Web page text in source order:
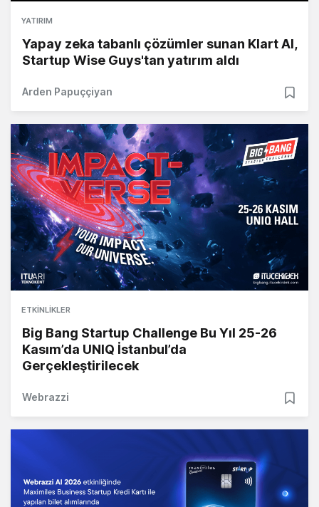
YATIRIM
Yapay zeka tabanlı çözümler sunan Klart AI,
Startup Wise Guys'tan yatırım aldı
Arden Papuççiyan
ETKINLIKLER
Big Bang Startup Challenge Bu Yıl 25-26
Kasım’da UNIQ İstanbul’da
Gerçekleştirilecek
Webrazzi